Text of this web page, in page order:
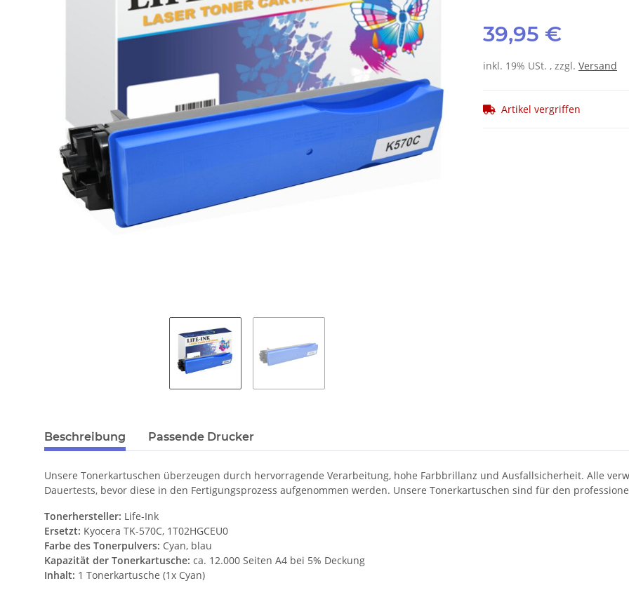
39,95 €
inkl. 19% USt. , zzgl. Versand
Artikel vergriffen
Beschreibung Passende Drucker
Unsere Tonerkartuschen überzeugen durch hervorragende Verarbeitung, hohe Farbbrillanz und Ausfallsicherheit. Alle
Dauertests, bevor diese in den Fertigungsprozess aufgenommen werden. Unsere Tonerkartuschen sind für den
Tonerhersteller: Life-Ink
Ersetzt: Kyocera TK-570C, 1T02HGCEU0
Farbe des Tonerpulvers: Cyan, blau
Kapazität der Tonerkartusche: ca. 12.000 Seiten A4 bei 5% Deckung
Inhalt: 1 Tonerkartusche (1x Cyan)